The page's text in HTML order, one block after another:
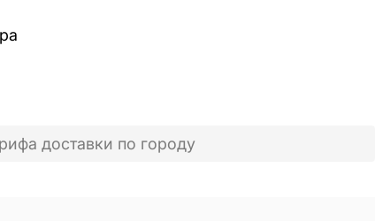
доставки по городу